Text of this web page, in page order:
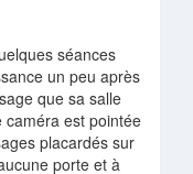
séances
un peu après
que sa salle
caméra est pointée
placardés sur
porte et à